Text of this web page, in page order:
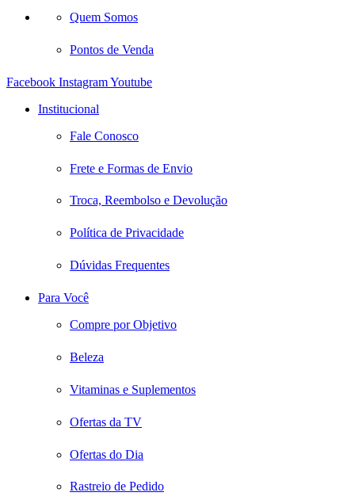
Quem Somos
Pontos de Venda
Facebook InstagramYoutube
Institucional
Fale Conosco
Frete e Formas de Envio
Troca, Reembolso e Devolução
Política de Privacidade
Dúvidas Frequentes
Para Você
Compre por Objetivo
Beleza
Vitaminas e Suplementos
Ofertas da TV
Ofertas do Dia
Rastreio de Pedido